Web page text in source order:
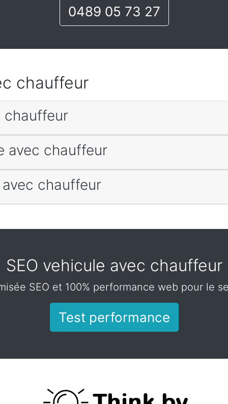
0489 05 73 27
chauffeur
chauffeur
avec chauffeur
chauffeur
SEO vehicule avec chauffeur
SEO et 100% performance web pour le